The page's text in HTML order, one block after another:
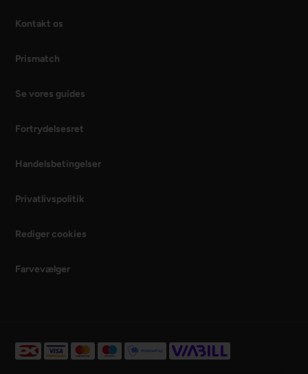
Kontakt os
Prismatch
Se vores guides
Fortrydelsesret
Handelsbetingelser
Privatlivspolitik
Rediger cookies
Farvevælger